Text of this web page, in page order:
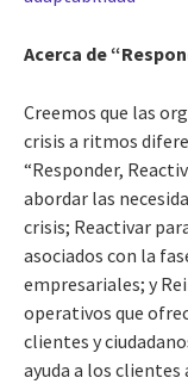
Acerca de
Creemos que las
crisis a ritmos
“Responder,
abordar las
crisis; Reactivar
asociados con la
empresariales; y
operativos que
clientes y
ayuda a los